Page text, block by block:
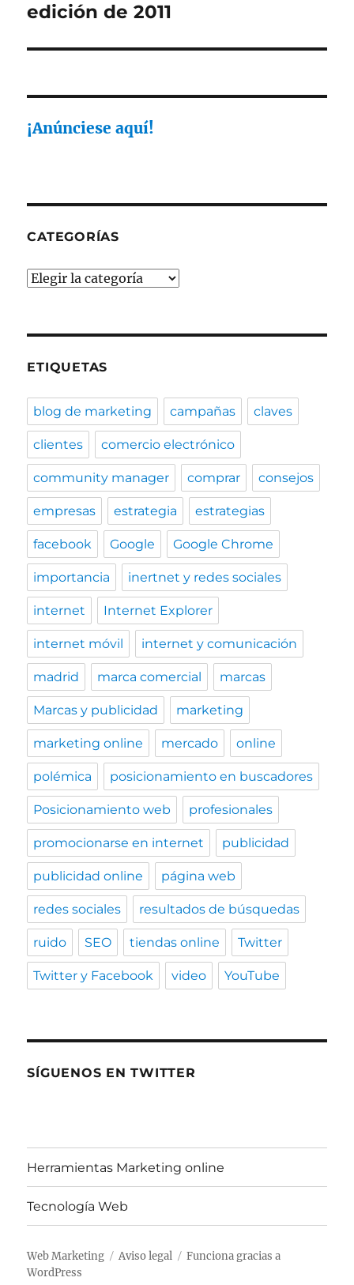
siguiente:
edición de 2011
¡Anúnciese aquí!
CATEGORÍAS
Categorías
ETIQUETAS
blog de marketing campañas claves
clientes comercio electrónico
community manager comprar consejos
empresas estrategia estrategias
facebook Google Google Chrome
importancia inertnet y redes sociales
internet Internet Explorer
internet móvil internet y comunicación
madrid marca comercial marcas
Marcas y publicidad marketing
marketing online mercado online
polémica posicionamiento en buscadores
Posicionamiento web profesionales
promocionarse en internet publicidad
publicidad online página web
redes sociales resultados de búsquedas
ruido SEO tiendas online Twitter
Twitter y Facebook video YouTube
SÍGUENOS EN TWITTER
Herramientas Marketing online
Tecnología Web
Web Marketing Aviso legal
Funciona gracias a
WordPress